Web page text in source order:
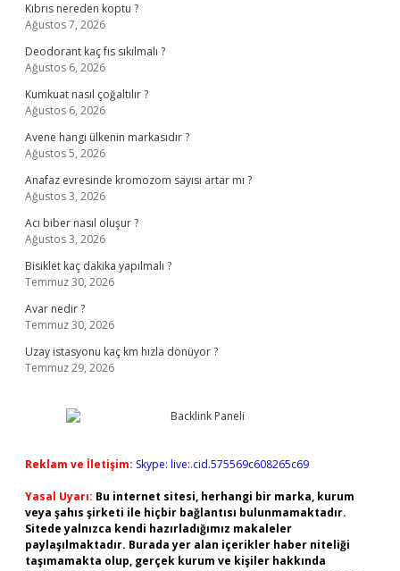
Kıbrıs nereden koptu ?
Ağustos 7, 2026
Deodorant kaç fıs sıkılmalı ?
Ağustos 6, 2026
Kumkuat nasıl çoğaltılır ?
Ağustos 6, 2026
Avene hangi ülkenin markasıdır ?
Ağustos 5, 2026
Anafaz evresinde kromozom sayısı artar mı ?
Ağustos 3, 2026
Acı biber nasıl oluşur ?
Ağustos 3, 2026
Bisiklet kaç dakika yapılmalı ?
Temmuz 30, 2026
Avar nedir ?
Temmuz 30, 2026
Uzay istasyonu kaç km hızla dönüyor ?
Temmuz 29, 2026
Reklam ve İletişim: Skype: live:.cid.575569c608265c69
Yasal Uyarı: Bu internet sitesi, herhangi bir marka, kurum
veya şahıs şirketi ile hiçbir bağlantısı bulunmamaktadır.
Sitede yalnızca kendi hazırladığımız makaleler
paylaşılmaktadır. Burada yer alan içerikler haber niteliği
taşımamakta olup, gerçek kurum ve kişiler hakkında